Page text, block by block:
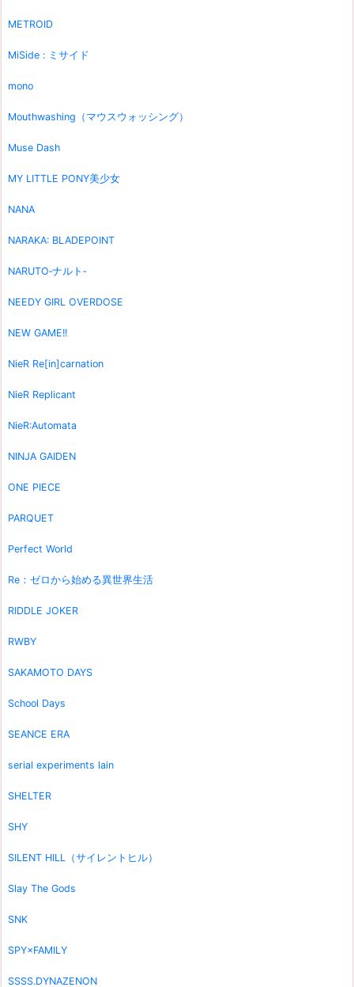
METROID
MiSide : ミサイド
mono
Mouthwashing（マウスウォッシング）
Muse Dash
MY LITTLE PONY美少女
NANA
NARAKA: BLADEPOINT
NARUTO‐ナルト‐
NEEDY GIRL OVERDOSE
NEW GAME!!
NieR Re[in]carnation
NieR Replicant
NieR:Automata
NINJA GAIDEN
ONE PIECE
PARQUET
Perfect World
Re：ゼロから始める異世界生活
RIDDLE JOKER
RWBY
SAKAMOTO DAYS
School Days
SEANCE ERA
serial experiments lain
SHELTER
SHY
SILENT HILL（サイレントヒル）
Slay The Gods
SNK
SPY×FAMILY
SSSS.DYNAZENON